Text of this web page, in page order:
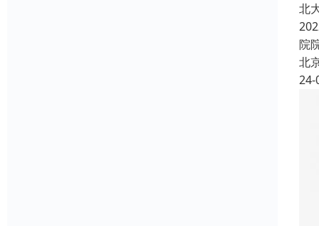
北
院
北
24-